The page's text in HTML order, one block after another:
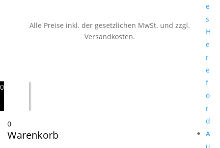
e
s
H
e
r
e
f
o
r
d
A
Alle Preise inkl. der gesetzlichen MwSt. und zzgl.
Versandkosten.
0
0
Warenkorb